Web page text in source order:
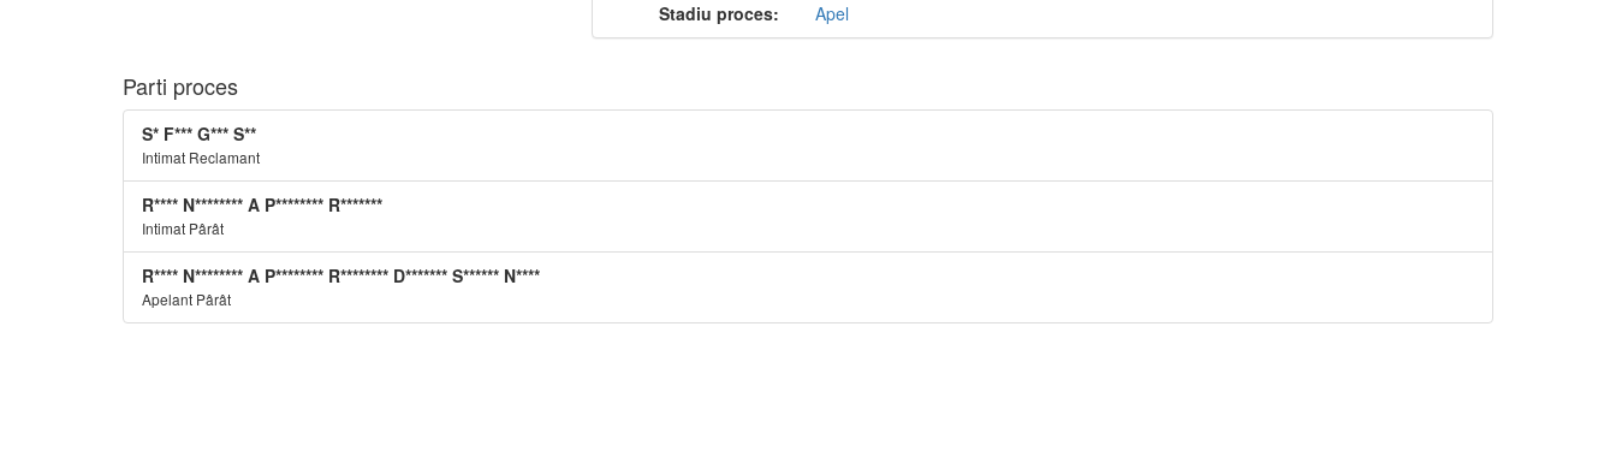
Stadiu proces:
Apel
Parti proces
S* F*** G*** S**
Intimat Reclamant
R**** N******** A P******** R*******
Intimat Pârât
R**** N******** A P******** R******** D******* S****** N****
Apelant Pârât